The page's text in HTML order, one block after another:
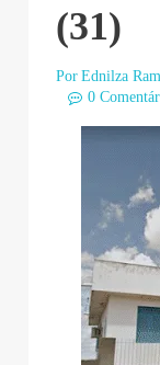
(31)
Por Ednilza
0